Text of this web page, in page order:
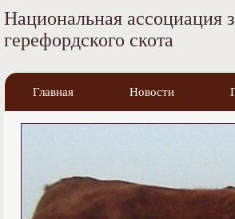
Национальная ассоциация
герефордского скота
Главная Новости